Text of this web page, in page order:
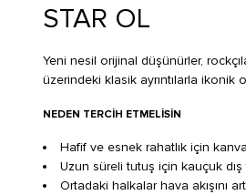
STAR OL
Yeni nesil orijinal düşünürler,
üzerindeki klasik ayrıntılarla ikonik
NEDEN TERCIH ETMELISIN
Hafif ve esnek rahatlık için
Uzun süreli tutuş için kauçuk
Ortadaki halkalar hava akışını